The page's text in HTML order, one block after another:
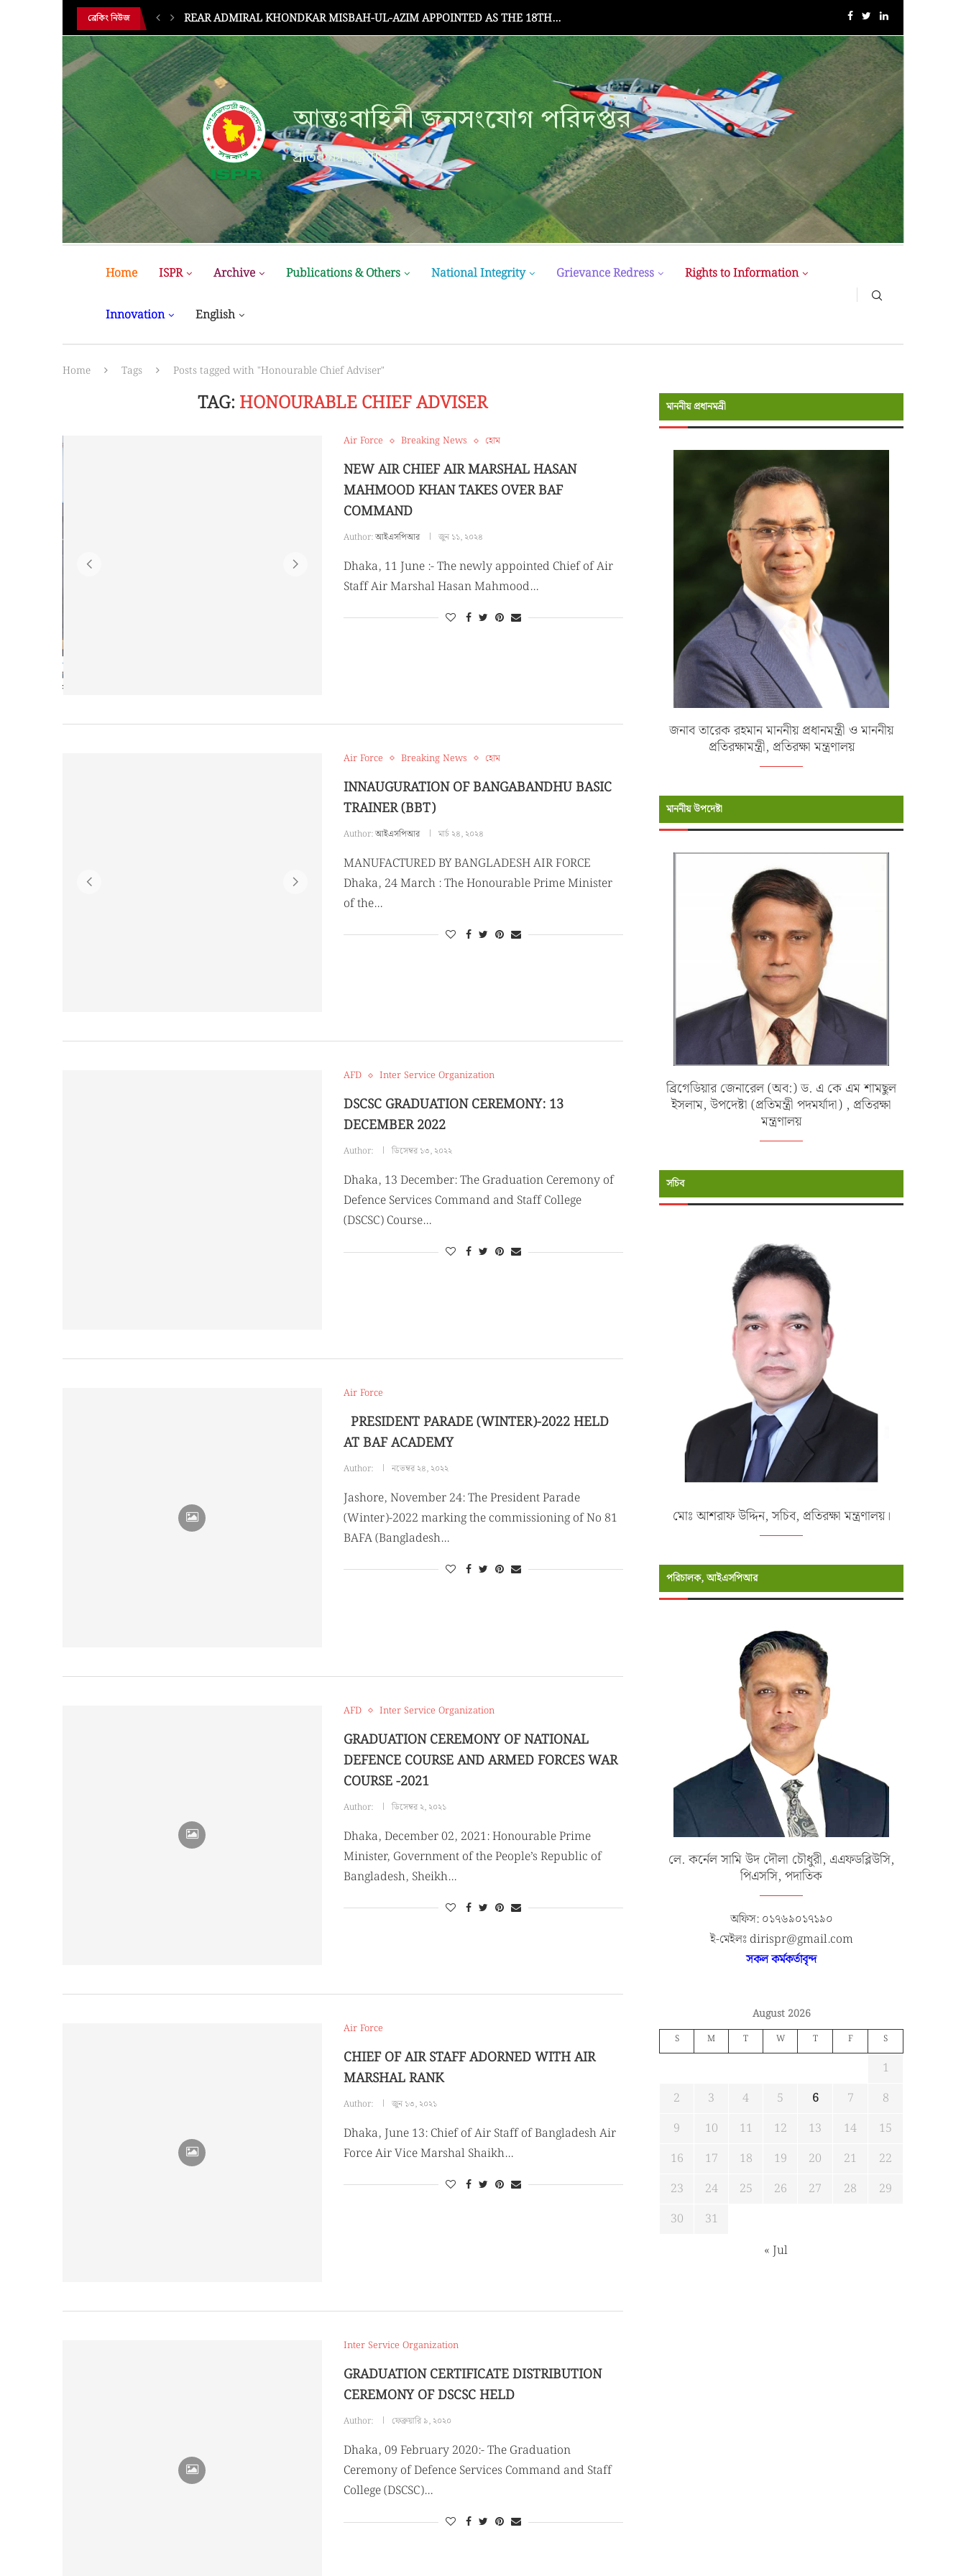
ব্রেকিং নিউজ BUP Holds Its 18th Annual Senate Meeting MIST MAVIROV Crowned as Champion at MATE ROV...
আন্তঃবাহিনী জনসংযোগ পরিদপ্তর
প্রতিরক্ষা মন্ত্রণালয়
Home ISPR Archive Publications & Others National Integrity Grievance Redress Rights to Information
Innovation English
Home Tags Posts tagged with "Honourable Chief Adviser"
TAG: HONOURABLE CHIEF ADVISER
Air Force Breaking News হোম
NEW AIR CHIEF AIR MARSHAL HASAN
MAHMOOD KHAN TAKES OVER BAF
COMMAND
Author:আইএসপিআর জুন ১১, ২০২৪
Dhaka, 11 June :- The newly appointed Chief of Air
Staff Air Marshal Hasan Mahmood…
Air Force Breaking News হোম
INNAUGURATION OF BANGABANDHU BASIC
TRAINER (BBT)
Author:আইএসপিআর মার্চ ২৪, ২০২৪
MANUFACTURED BY BANGLADESH AIR FORCE
Dhaka, 24 March : The Honourable Prime Minister
of the…
AFD Inter Service Organization
DSCSC GRADUATION CEREMONY: 13
DECEMBER 2022
Author: ডিসেম্বর ১৩, ২০২২
Dhaka, 13 December: The Graduation Ceremony of
Defence Services Command and Staff College
(DSCSC) Course…
Air Force
PRESIDENT PARADE (WINTER)-2022 HELD
AT BAF ACADEMY
Author: নভেম্বর ২৪, ২০২২
Jashore, November 24: The President Parade
(Winter)-2022 marking the commissioning of No 81
BAFA (Bangladesh…
AFD Inter Service Organization
GRADUATION CEREMONY OF NATIONAL
DEFENCE COURSE AND ARMED FORCES WAR
COURSE -2021
Author: ডিসেম্বর ২, ২০২১
Dhaka, December 02, 2021: Honourable Prime
Minister, Government of the People’s Republic of
Bangladesh, Sheikh…
Air Force
CHIEF OF AIR STAFF ADORNED WITH AIR
MARSHAL RANK
Author: জুন ১৩, ২০২১
Dhaka, June 13: Chief of Air Staff of Bangladesh Air
Force Air Vice Marshal Shaikh…
Inter Service Organization
GRADUATION CERTIFICATE DISTRIBUTION
CEREMONY OF DSCSC HELD
Author: ফেব্রুয়ারি ৯, ২০২০
Dhaka, 09 February 2020:- The Graduation
Ceremony of Defence Services Command and Staff
College (DSCSC)…
মাননীয় প্রধানমন্রী
জনাব তারেক রহমান মাননীয় প্রধানমন্ত্রী ও মাননীয়
প্রতিরক্ষামন্ত্রী, প্রতিরক্ষা মন্ত্রণালয়
মাননীয় উপদেষ্টা
ব্রিগেডিয়ার জেনারেল (অব:) ড. এ কে এম শামছুল
ইসলাম, উপদেষ্টা (প্রতিমন্ত্রী পদমর্যাদা) , প্রতিরক্ষা
মন্ত্রণালয়
সচিব
মোঃ আশরাফ উদ্দিন, সচিব, প্রতিরক্ষা মন্ত্রণালয়।
পরিচালক, আইএসপিআর
লে. কর্নেল সামি উদ দৌলা চৌধুরী, এএফডব্লিউসি,
পিএসসি, পদাতিক
অফিস: ০১৭৬৯০১৭১৯০
ই-মেইলঃ dirispr@gmail.com
সকল কর্মকর্তাবৃন্দ
August 2026
S M T W T F S
1
2
3 4 5 6 7
8
9
10 11 12 13 14
15
16
17 18 19 20 21
22
23
24 25 26 27 28
29
30
31
« Jul